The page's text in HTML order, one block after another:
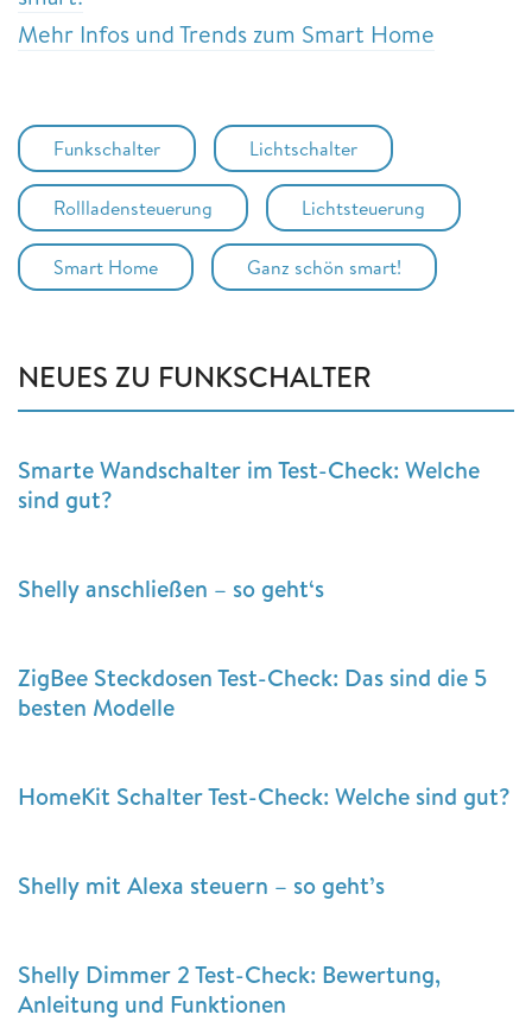
Mehr Infos und Trends zum Smart Home
Funkschalter Lichtschalter
Rollladensteuerung Lichtsteuerung
Smart Home Ganz schön smart!
NEUES ZU FUNKSCHALTER
Smarte Wandschalter im Test-Check: Welche
sind gut?
Shelly anschließen – so geht‘s
ZigBee Steckdosen Test-Check: Das sind die 5
besten Modelle
HomeKit Schalter Test-Check: Welche sind gut?
Shelly mit Alexa steuern – so geht’s
Shelly Dimmer 2 Test-Check: Bewertung,
Anleitung und Funktionen